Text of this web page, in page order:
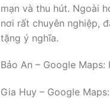
mạn và thu hút. Ngoài
nơi rất chuyên nghiệp,
tặng ý nghĩa.
Bảo An – Google
Gia Huy – Google